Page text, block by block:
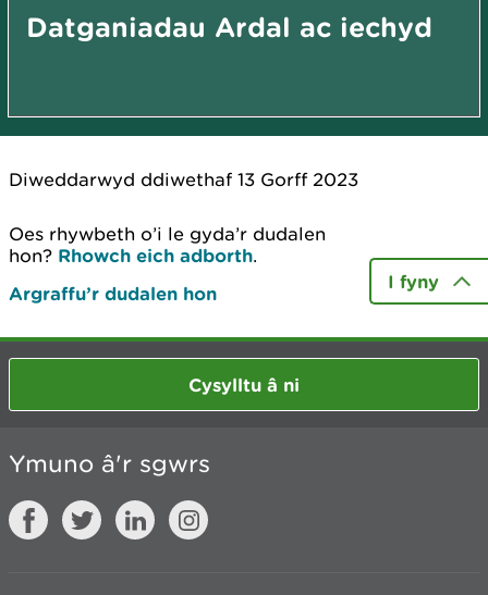
Datganiadau Ardal ac iechyd
Diweddarwyd ddiwethaf 13 Gorff 2023
Oes rhywbeth o’i le gyda’r dudalen
hon? Rhowch eich adborth.
Argraffu’r dudalen hon
I fyny
Cysylltu â ni
Ymuno â'r sgwrs